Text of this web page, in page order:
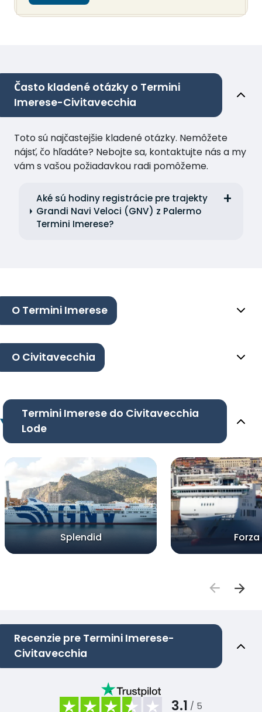
Často kladené otázky o Termini
Imerese-Civitavecchia
Toto sú najčastejšie kladené otázky. Nemôžete
nájsť, čo hľadáte? Nebojte sa, kontaktujte nás a my
vám s vašou požiadavkou radi pomôžeme.
Aké sú hodiny registrácie pre trajekty
Grandi Navi Veloci (GNV) z Palermo
Termini Imerese?
O Termini Imerese
O Civitavecchia
Termini Imerese do Civitavecchia
Lode
Splendid Forza
Recenzie pre Termini Imerese-
Civitavecchia
3.1 / 5